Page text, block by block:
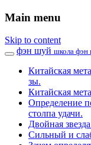
Main menu
Skip to content
фэн шуй школа фэн
Китайская
зы.
Китайская
Определение
столпа удачи.
Двойная
Сильный и